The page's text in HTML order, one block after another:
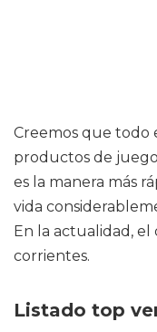
Creemos que todo
productos de
es la manera más
vida
En la actualidad,
corrientes.
Listado top